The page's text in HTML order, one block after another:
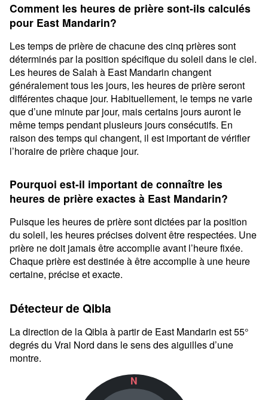
Comment les heures de prière sont-ils calculés
pour East Mandarin?
Les temps de prière de chacune des cinq prières sont
déterminés par la position spécifique du soleil dans le ciel.
Les heures de Salah à East Mandarin changent
généralement tous les jours, les heures de prière seront
différentes chaque jour. Habituellement, le temps ne varie
que d’une minute par jour, mais certains jours auront le
même temps pendant plusieurs jours consécutifs. En
raison des temps qui changent, il est important de vérifier
l’horaire de prière chaque jour.
Pourquoi est-il important de connaître les
heures de prière exactes à East Mandarin?
Puisque les heures de prière sont dictées par la position
du soleil, les heures précises doivent être respectées. Une
prière ne doit jamais être accomplie avant l’heure fixée.
Chaque prière est destinée à être accomplie à une heure
certaine, précise et exacte.
Détecteur de Qibla
La direction de la Qibla à partir de East Mandarin est 55°
degrés du Vrai Nord dans le sens des aiguilles d’une
montre.
N